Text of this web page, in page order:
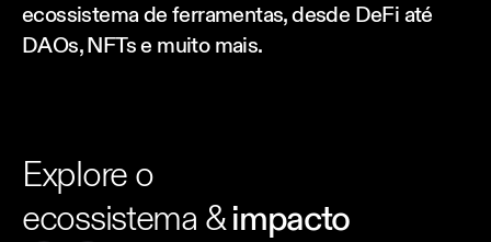
ecossistema de ferramentas, desde DeFi até
DAOs, NFTs e muito mais.
Explore o
ecossistema &impacto